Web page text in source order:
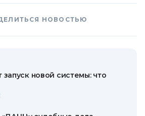
НОВОСТЬЮ
новой системы: что